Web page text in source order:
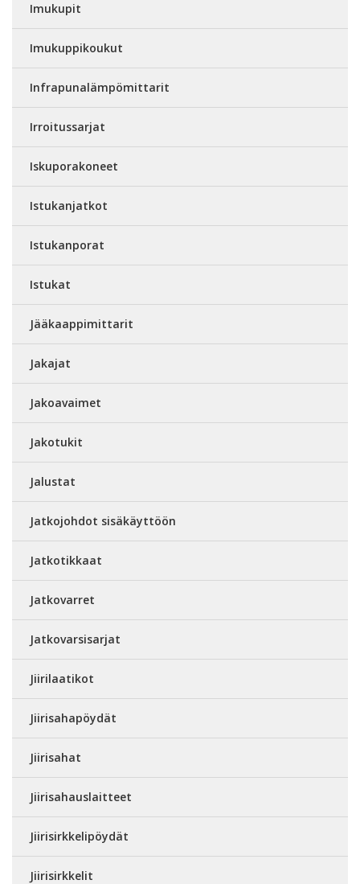
Imukupit
Imukuppikoukut
Infrapunalämpömittarit
Irroitussarjat
Iskuporakoneet
Istukanjatkot
Istukanporat
Istukat
Jääkaappimittarit
Jakajat
Jakoavaimet
Jakotukit
Jalustat
Jatkojohdot sisäkäyttöön
Jatkotikkaat
Jatkovarret
Jatkovarsisarjat
Jiirilaatikot
Jiirisahapöydät
Jiirisahat
Jiirisahauslaitteet
Jiirisirkkelipöydät
Jiirisirkkelit